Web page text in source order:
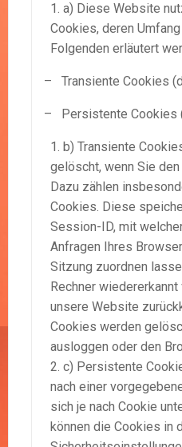
a) Diese Website
Cookies, deren
Folgenden erläutert
– Transiente Cookies
– Persistente Cookies
b) Transiente
gelöscht, wenn Sie
Dazu zählen
Cookies. Diese
Session-ID, mit
Anfragen Ihres
Sitzung zuordnen
Rechner
unsere Website
Cookies werden
ausloggen oder den
c) Persistente
nach einer
sich je nach Cookie
können die Cookies in